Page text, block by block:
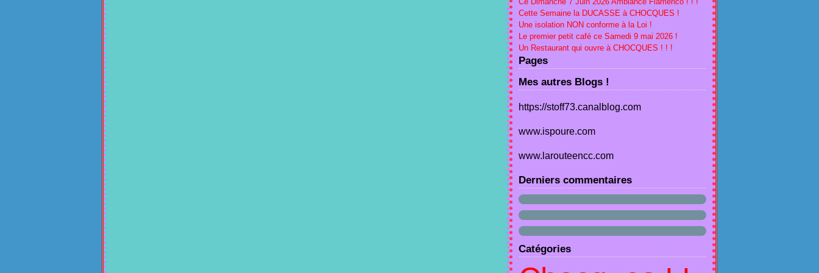
Cette Semaine la DUCASSE à CHOCQUES !
Une isolation NON conforme à la Loi !
Le premier petit café ce Samedi 9 mai 2026 !
Un Restaurant qui ouvre à CHOCQUES ! ! !
Pages
Mes autres Blogs !
https://stoff73.canalblog.com
www.ispoure.com
www.larouteencc.com
Derniers commentaires
Catégories